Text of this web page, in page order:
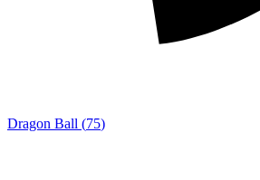
Dragon Ball (75)